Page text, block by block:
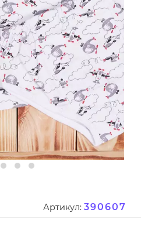
Артикул: 390607